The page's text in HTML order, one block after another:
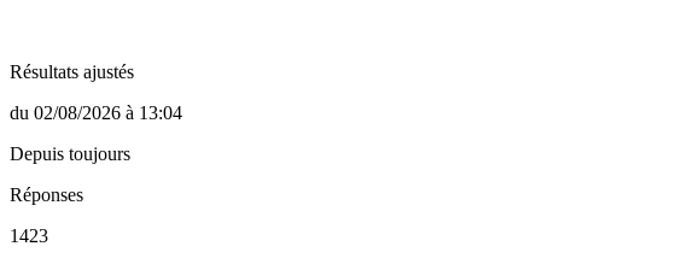
Résultats ajustés
du 02/08/2026 à 13:04
Depuis toujours
Réponses
1423